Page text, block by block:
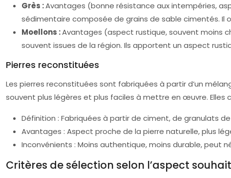
Grès :Avantages (bonne résistance aux intempéries,
sédimentaire composée de grains de sable cimentés.
Moellons :Avantages (aspect rustique, souvent moins
souvent issues de la région. Ils apportent un aspect
Pierres reconstituées
Les pierres reconstituées sont fabriquées à partir d’un
souvent plus légères et plus faciles à mettre en œuvre.
Définition : Fabriquées à partir de ciment, de granulats
Avantages : Aspect proche de la pierre naturelle, plus
Inconvénients : Moins authentique, moins durable, peut
Critères de sélection selon l’aspect